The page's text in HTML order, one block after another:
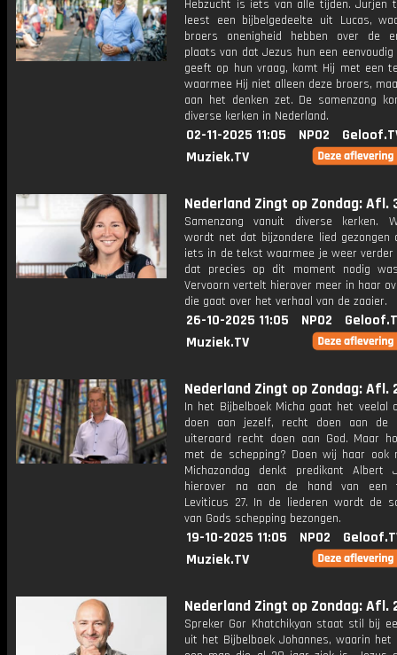
Hebzucht is iets van alle tijden. Jurjen
leest een bijbelgedeelte uit Lucas,
broers onenigheid hebben over de
plaats van dat Jezus hun een
geeft op hun vraag, komt Hij met een
waarmee Hij niet alleen deze broers,
aan het denken zet. De samenzang
diverse kerken in Nederland.
02-11-2025 11:05 NPO2
Muziek.TV
Nederland Zingt op Zondag: Afl.
Samenzang vanuit diverse kerken.
wordt net dat bijzondere lied gezongen
iets in de tekst waarmee je weer
dat precies op dit moment nodig
Vervoorn vertelt hierover meer in haar
die gaat over het verhaal van de zaaier.
26-10-2025 11:05 NPO2
Muziek.TV
Nederland Zingt op Zondag: Afl.
In het Bijbelboek Micha gaat het veelal
doen aan jezelf, recht doen aan de
uiteraard recht doen aan God. Maar
met de schepping? Doen wij haar ook
Michazondag denkt predikant Albert
hierover na aan de hand van een
Leviticus 27. In de liederen wordt de
van Gods schepping bezongen.
19-10-2025 11:05 NPO2
Muziek.TV
Nederland Zingt op Zondag: Afl.
Spreker Gor Khatchikyan staat stil bij
uit het Bijbelboek Johannes, waarin het